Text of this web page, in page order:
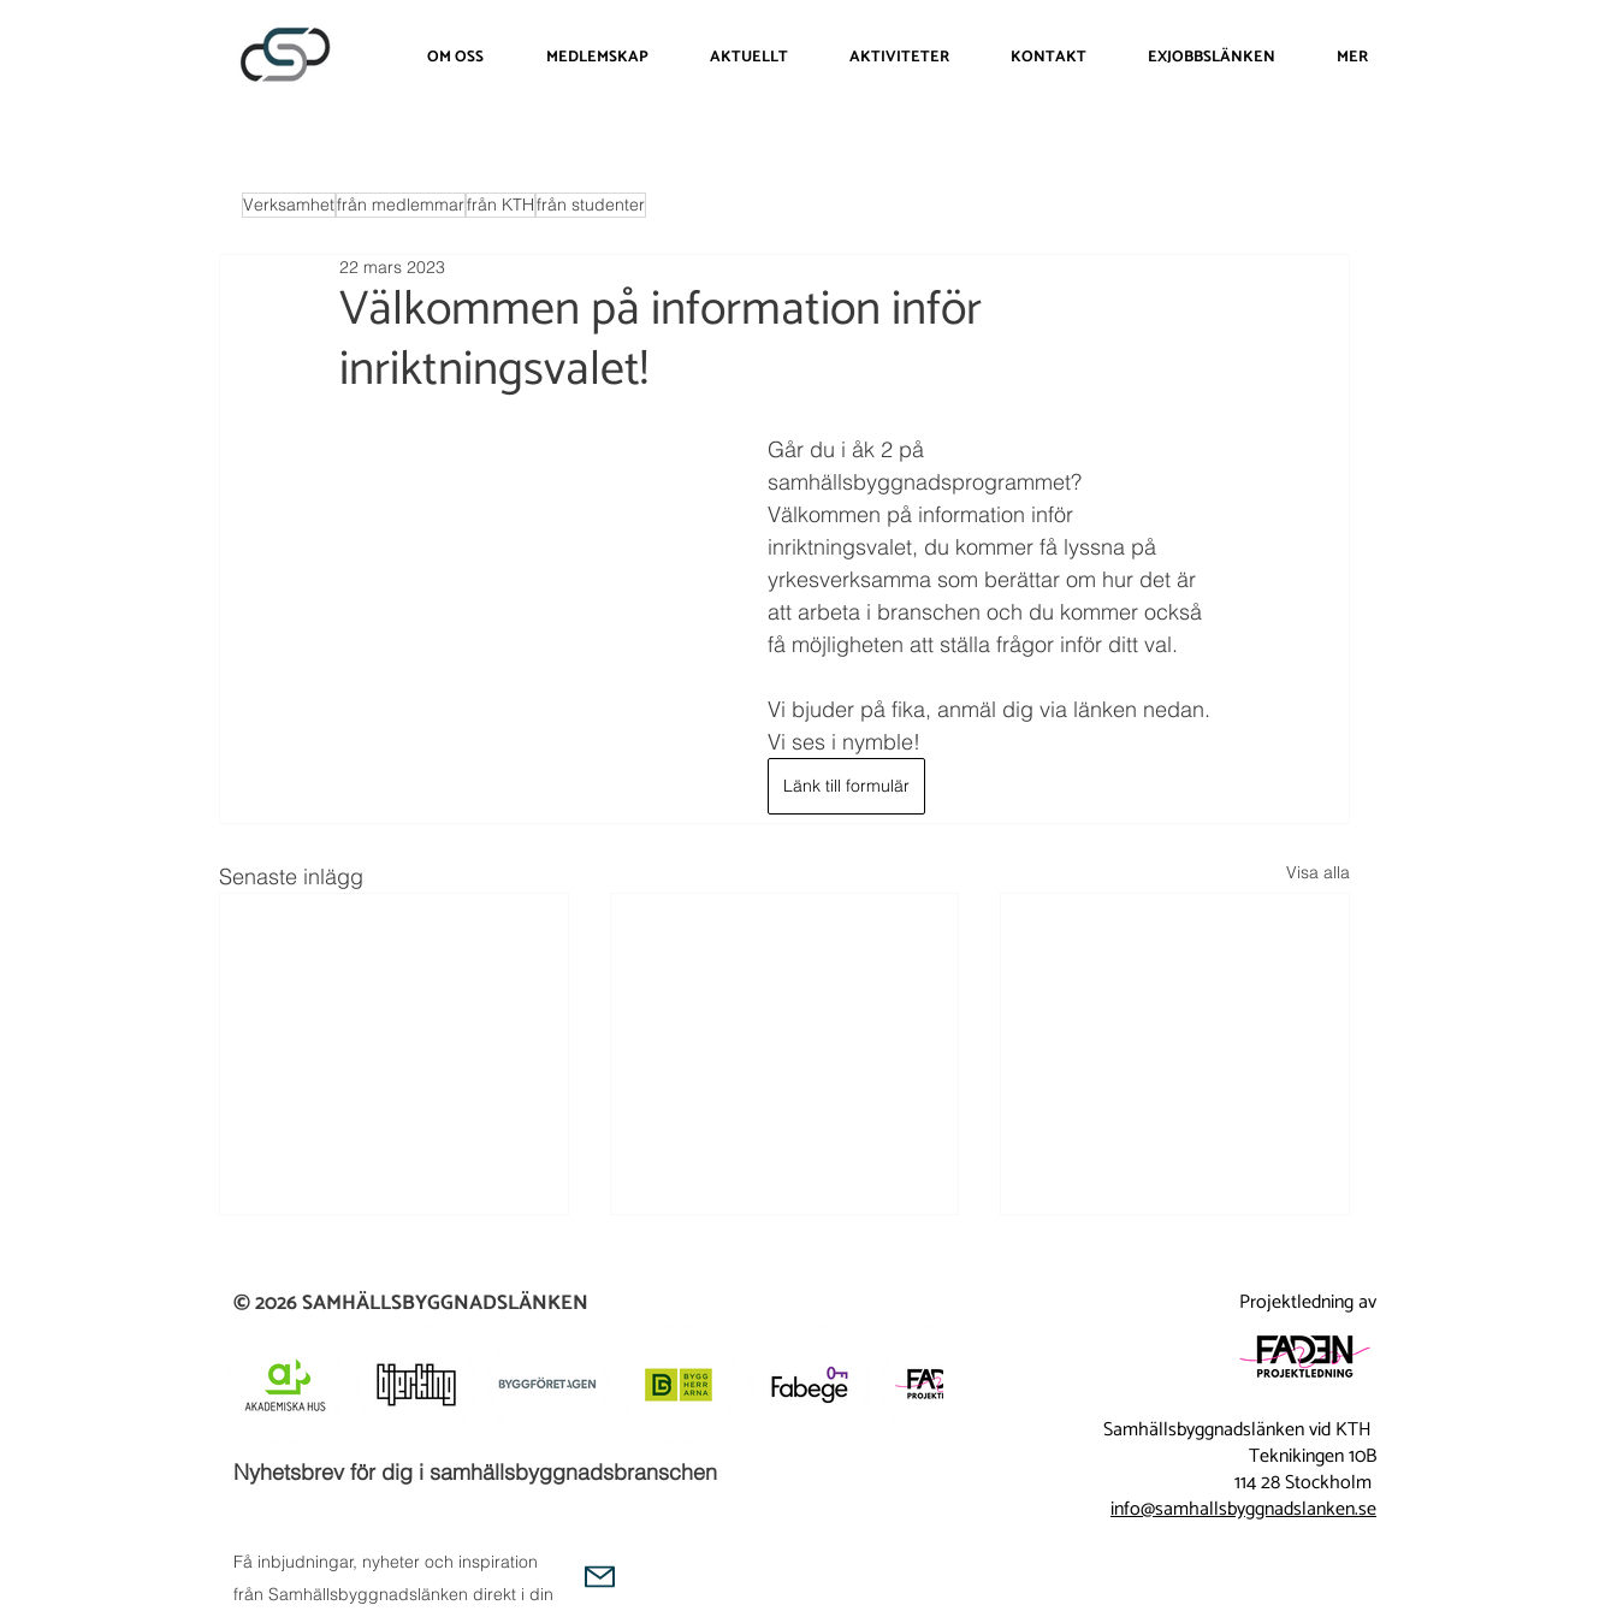
OM OSS MEDLEMSKAP AKTUELLT AKTIVITETER KONTAKT EXJOBBSLÄNKEN MER
Verksamhetfrån medlemmarfrån KTHfrån studenter
Välkommen på information inför
inriktningsvalet!
22 mars 2023
Går du i åk 2 på
samhällsbyggnadsprogrammet?
Välkommen på information inför
inriktningsvalet, du kommer få lyssna på
yrkesverksamma som berättar om hur det är
att arbeta i branschen och du kommer också
få möjligheten att ställa frågor inför ditt val.
Vi bjuder på fika, anmäl dig via länken nedan.
Vi ses i nymble!
Länk till formulär
Senaste inlägg Visa alla
Mentorskapsprogrammet
fortsätter att skapa värdefulla
Uppsala Vatten vill stärka
kopplingen mellan studenter
Vägen till sommarjobb –
studenter och företag möttes
på mingel
© 2026 SAMHÄLLSBYGGNADSLÄNKEN
Nyhetsbrev för dig i samhällsbyggnadsbranschen
Få inbjudningar, nyheter och inspiration
från Samhällsbyggnadslänken direkt i din
Projektledning av
Samhällsbyggnadslänken vid KTH
Teknikingen 10B
114 28 Stockholm
info@samhallsbyggnadslanken.se